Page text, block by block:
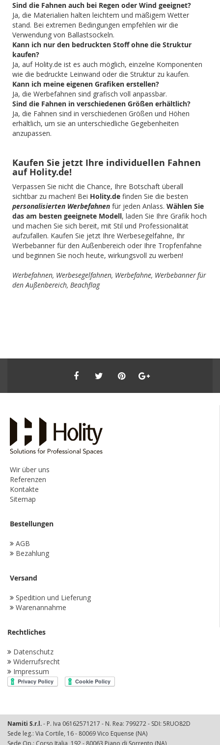
Sind die Fahnen auch bei Regen oder Wind geeignet?
Ja, die Materialien halten leichtem und mäßigem Wetter
stand. Bei extremen Bedingungen empfehlen wir die
Verwendung von Ballastsockeln.
Kann ich nur den bedruckten Stoff ohne die Struktur
kaufen?
Ja, auf Holity.de ist es auch möglich, einzelne Komponenten
wie die bedruckte Leinwand oder die Struktur zu kaufen.
Kann ich meine eigenen Grafiken erstellen?
Ja, die Werbefahnen sind grafisch voll anpassbar.
Sind die Fahnen in verschiedenen Größen erhältlich?
Ja, die Fahnen sind in verschiedenen Größen und Höhen
erhältlich, um sie an unterschiedliche Gegebenheiten
anzupassen.
Kaufen Sie jetzt Ihre individuellen Fahnen
auf Holity.de!
Verpassen Sie nicht die Chance, Ihre Botschaft überall
sichtbar zu machen! Bei Holity.de finden Sie die besten
personalisierten Werbefahnen für jeden Anlass. Wählen Sie
das am besten geeignete Modell, laden Sie Ihre Grafik hoch
und machen Sie sich bereit, mit Stil und Professionalität
aufzufallen. Kaufen Sie jetzt Ihre Werbesegelfahne, Ihr
Werbebanner für den Außenbereich oder Ihre Tropfenfahne
und beginnen Sie noch heute, wirkungsvoll zu werben!
Werbefahnen, Werbesegelfahnen, Werbefahne, Werbebanner für
den Außenbereich, Beachflag
Wir über uns
Referenzen
Kontakte
Sitemap
Bestellungen
AGB
Bezahlung
Versand
Spedition und Lieferung
Warenannahme
Rechtliches
Datenschutz
Widerrufsrecht
Impressum
Namiti S.r.l.- P. Iva 06162571217 - N. Rea: 799272 - SDI: 5RUO82D
Sede leg.: Via Cortile, 16 - 80069 Vico Equense (NA)
Sede Op.: Corso Italia, 192 - 80063 Piano di Sorrento (NA)